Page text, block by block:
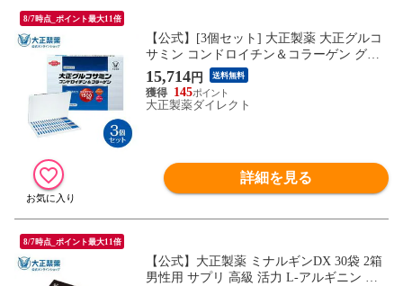
8/7時点_ポイント最大11倍
【公式】[3個セット] 大正製薬 大正グルコ
サミン コンドロイチン＆コラーゲン グル
コサミン 1500mg コンドロイチン含有軟骨
成分 440mg コラーゲンペプチド 50mg 1箱
350mg×9粒×30袋 サプリ サプリメント
15,714円 送料無料
145
大正製薬ダイレクト
詳細を見る
8/7時点_ポイント最大11倍
【公式】大正製薬 ミナルギンDX 30袋 2箱
男性用 サプリ 高級 活力 L-アルギニン マ